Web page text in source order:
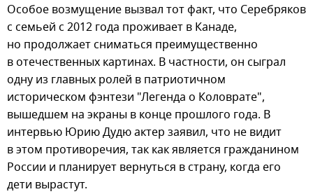
Особое возмущение вызвал тот факт, что Серебряков
с семьей с 2012 года проживает в Канаде,
но продолжает сниматься преимущественно
в отечественных картинах. В частности, он сыграл
одну из главных ролей в патриотичном
историческом фэнтези "Легенда о Коловрате",
вышедшем на экраны в конце прошлого года. В
интервью Юрию Дудю актер заявил, что не видит
в этом противоречия, так как является гражданином
России и планирует вернуться в страну, когда его
дети вырастут.